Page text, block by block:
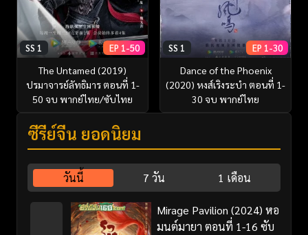
SS 1 EP 1-50
The Untamed (2019)
ปรมาจารย์ลัทธิมาร ตอนที่ 1-
50 จบ พากย์ไทย/ซับไทย
SS 1 EP 1-30
Dance of the Phoenix
(2020) หงส์เริงระบำ ตอนที่ 1-
30 จบ พากย์ไทย
ซีรี่ย์จีน ยอดนิยม
วันนี้ 7 วัน 1 เดือน
Mirage Pavilion (2024) หอ
มนต์มายา ตอนที่ 1-16 ซับ